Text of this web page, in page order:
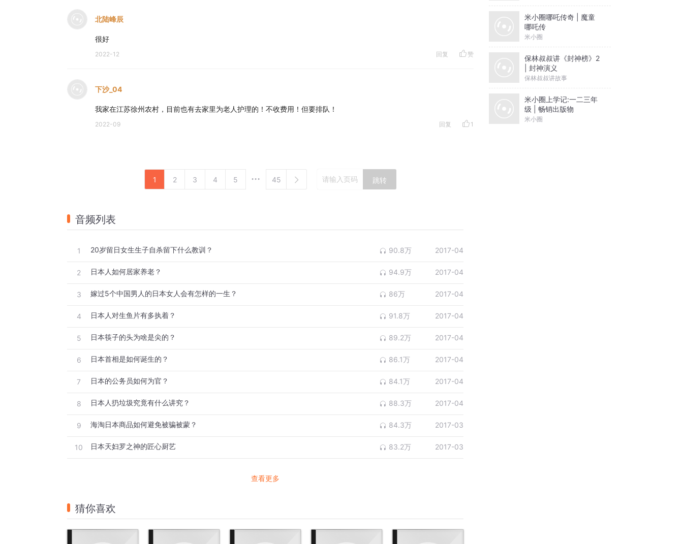
北陆峰辰
很好
2022-12 回复 赞
下沙_04
我家在江苏徐州农村，目前也有去家里为老人护理的！不收费用！但要排队！
2022-09 回复 1
1 2 3 4 5 45 跳转
音频列表
1 20岁留日女生生子自杀留下什么教训？ 90.8万 2017-04
2 日本人如何居家养老？ 94.9万 2017-04
3 嫁过5个中国男人的日本女人会有怎样的一生？ 86万 2017-04
4 日本人对生鱼片有多执着？ 91.8万 2017-04
5 日本筷子的头为啥是尖的？ 89.2万 2017-04
6 日本首相是如何诞生的？ 86.1万 2017-04
7 日本的公务员如何为官？ 84.1万 2017-04
8 日本人扔垃圾究竟有什么讲究？ 88.3万 2017-04
9 海淘日本商品如何避免被骗被蒙？ 84.3万 2017-03
10 日本天妇罗之神的匠心厨艺 83.2万 2017-03
查看更多
猜你喜欢
米小圈哪吒传奇 | 魔童
哪吒传
米小圈
保林叔叔讲《封神榜》2
| 封神演义
保林叔叔讲故事
米小圈上学记:一二三年
级 | 畅销出版物
米小圈